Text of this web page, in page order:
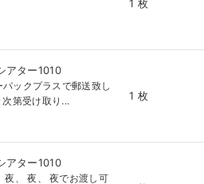
1 枚
ター1010
ックプラスで郵送致し
第受け取り...
1 枚
ター1010
、 夜、 夜でお渡し可